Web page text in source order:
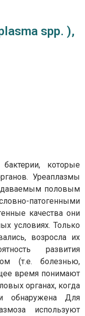
spp. ),
которые
Уреаплазмы
половым
патогенными
качества они
условиях. Только
возросла их
развития
(т.е. болезнью,
время понимают
органах, когда
обнаружена Для
используют